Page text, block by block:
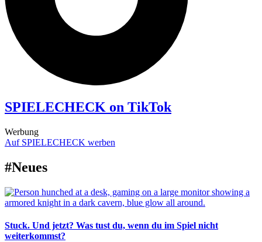
SPIELECHECK on TikTok
Werbung
Auf SPIELECHECK werben
#Neues
Stuck. Und jetzt? Was tust du, wenn du im Spiel nicht
weiterkommst?